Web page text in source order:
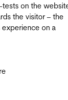
tests on the
the visitor – the
on a